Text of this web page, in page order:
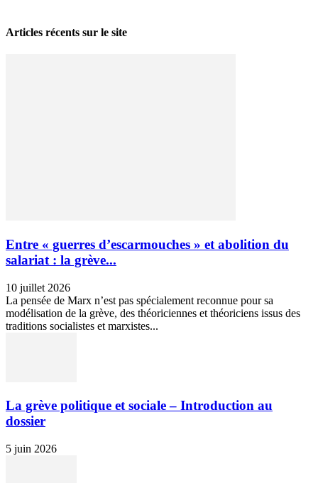
Articles récents sur le site
Entre « guerres d’escarmouches » et abolition du
salariat : la grève...
10 juillet 2026
La pensée de Marx n’est pas spécialement reconnue pour sa
modélisation de la grève, des théoriciennes et théoriciens issus des
traditions socialistes et marxistes...
La grève politique et sociale – Introduction au
dossier
5 juin 2026